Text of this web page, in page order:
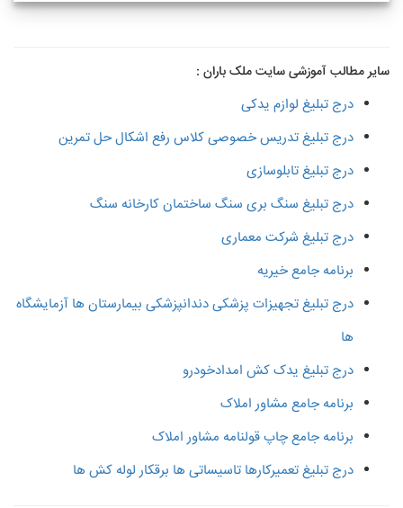
سایر مطالب آموزشی سایت ملک باران :
درج تبلیغ لوازم یدکی
درج تبلیغ تدریس خصوصی کلاس رفع اشکال حل تمرین
درج تبلیغ تابلوسازی
درج تبلیغ سنگ بری سنگ ساختمان کارخانه سنگ
درج تبلیغ شرکت معماری
برنامه جامع خیریه
درج تبلیغ تجهیزات پزشکی دندانپزشکی بیمارستان ها آزمایشگاه
ها
درج تبلیغ یدک کش امدادخودرو
برنامه جامع مشاور املاک
برنامه جامع چاپ قولنامه مشاور املاک
درج تبلیغ تعمیرکارها تاسیساتی ها برقکار لوله کش ها